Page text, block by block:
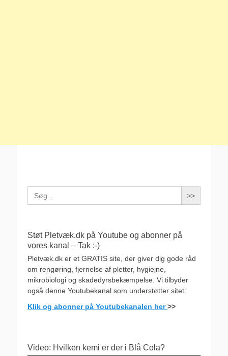
Search
for:
Støt Pletvæk.dk på Youtube og abonner på
vores kanal – Tak :-)
Pletvæk.dk er et GRATIS site, der giver dig gode råd
om rengøring, fjernelse af pletter, hygiejne,
mikrobiologi og skadedyrsbekæmpelse. Vi tilbyder
også denne Youtubekanal som understøtter sitet:
Klik og abonner på Youtubekanalen her>>
Video: Hvilken kemi er der i Blå Cola?